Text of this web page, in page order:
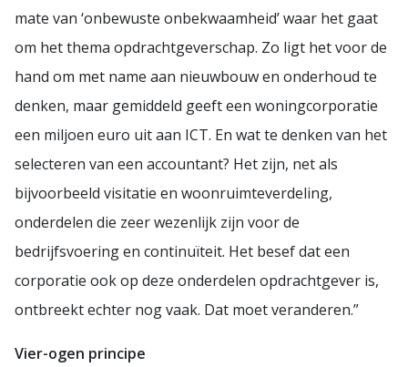
mate van ‘onbewuste onbekwaamheid’ waar het gaat
om het thema opdrachtgeverschap. Zo ligt het voor de
hand om met name aan nieuwbouw en onderhoud te
denken, maar gemiddeld geeft een woningcorporatie
een miljoen euro uit aan ICT. En wat te denken van het
selecteren van een accountant? Het zijn, net als
bijvoorbeeld visitatie en woonruimteverdeling,
onderdelen die zeer wezenlijk zijn voor de
bedrijfsvoering en continuïteit. Het besef dat een
corporatie ook op deze onderdelen opdrachtgever is,
ontbreekt echter nog vaak. Dat moet veranderen.”
Vier-ogen principe